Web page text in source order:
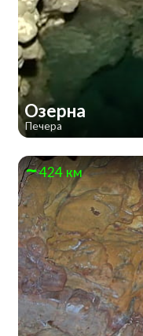
Озерна
Печера
424 км